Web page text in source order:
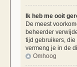
Ik heb me ooit
De meest
beheerder
tijd gebruikers,
vermeng je in de
Omhoog